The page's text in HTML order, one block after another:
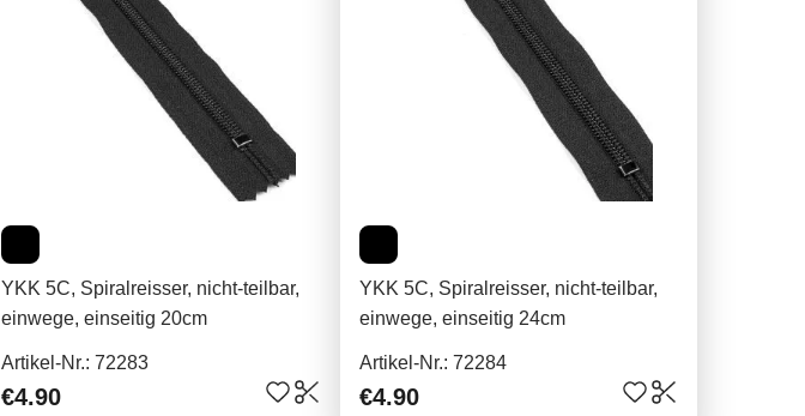
YKK 5C, Spiralreisser, nicht-teilbar,
einwege, einseitig 20cm
Artikel-Nr.: 72283
€4.90
YKK 5C, Spiralreisser, nicht-teilbar,
einwege, einseitig 24cm
Artikel-Nr.: 72284
€4.90